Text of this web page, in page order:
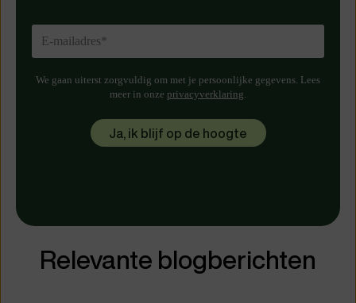
We gaan uiterst zorgvuldig om met je persoonlijke gegevens. Lees
meer in onze privacyverklaring
Relevante blogberichten